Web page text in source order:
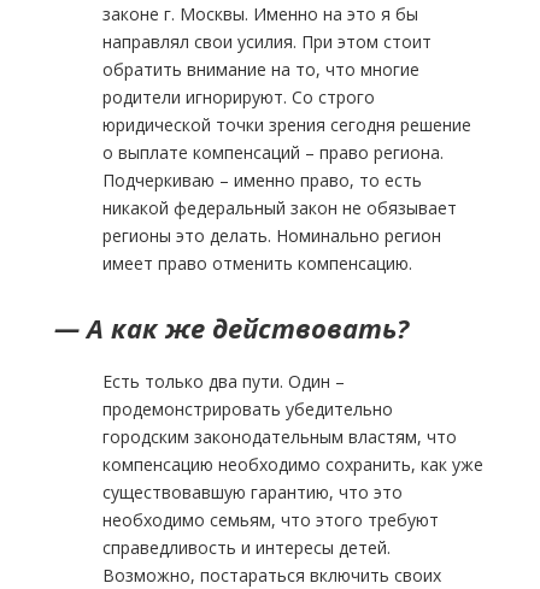
законе г. Москвы. Именно на это я бы
направлял свои усилия. При этом стоит
обратить внимание на то, что многие
родители игнорируют. Со строго
юридической точки зрения сегодня решение
о выплате компенсаций – право региона.
Подчеркиваю – именно право, то есть
никакой федеральный закон не обязывает
регионы это делать. Номинально регион
имеет право отменить компенсацию.
— А как же действовать?
Есть только два пути. Один –
продемонстрировать убедительно
городским законодательным властям, что
компенсацию необходимо сохранить, как уже
существовавшую гарантию, что это
необходимо семьям, что этого требуют
справедливость и интересы детей.
Возможно, постараться включить своих